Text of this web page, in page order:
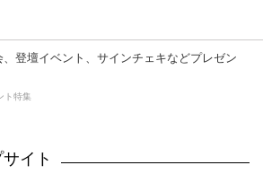
、登壇イベント、サインチェキなどプレゼン
ト特集
イト